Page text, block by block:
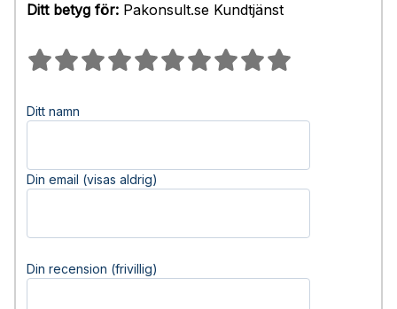
Ditt betyg för: Pakonsult.se Kundtjänst
Ditt namn
Din email (visas aldrig)
Din recension (frivillig)